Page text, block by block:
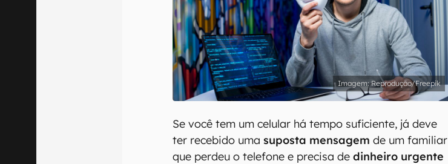
Reprodução/Freepik
Se você tem um celular há tempo suficiente, já deve
ter recebido umasuposta mensagem de um familiar
que perdeu o telefone e precisa dedinheiro urgente